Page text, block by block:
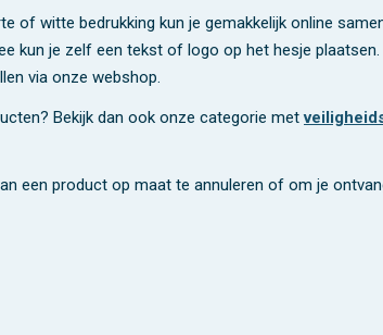
of witte bedrukking kun je gemakkelijk online
kun je zelf een tekst of logo op het hesje
via onze webshop.
Bekijk dan ook onze categorie met
een product op maat te annuleren of om je